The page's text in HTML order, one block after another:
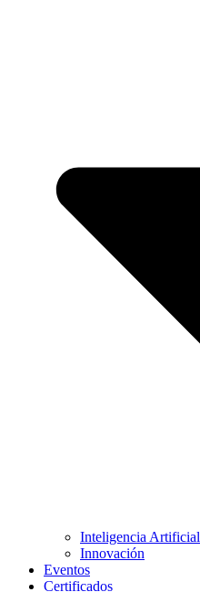
Inteligencia Artificial
Innovación
Eventos
Certificados